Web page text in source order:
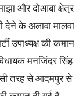
और दोआबा क्षेत्र
देने के अलावा मालवा
उपाध्यक्ष की कमान
मनजिंदर सिंह
तरह से आदमपुर से